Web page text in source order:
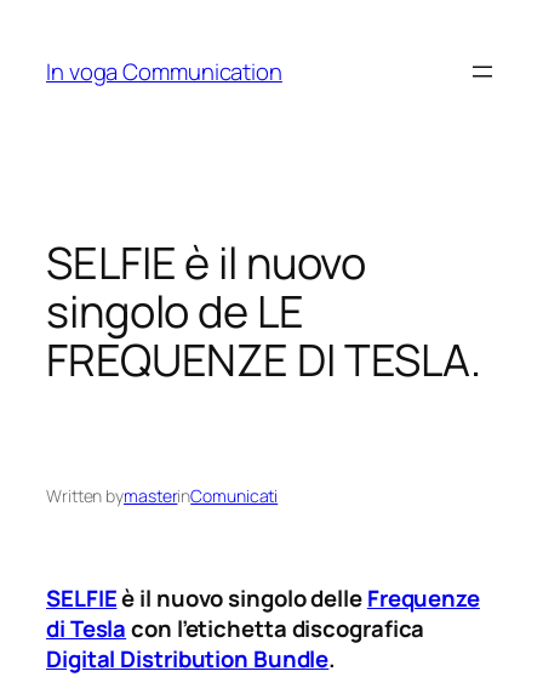
content
In voga Communication
SELFIE è il nuovo
singolo de LE
FREQUENZE DI TESLA.
Written bymasterinComunicati
SELFIEè il nuovo singolo delleFrequenze
di Teslacon l’etichetta discografica
Digital Distribution Bundle.